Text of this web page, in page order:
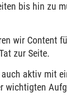
bis hin zu
wir Content
zur Seite.
aktiv mit
wichtigten